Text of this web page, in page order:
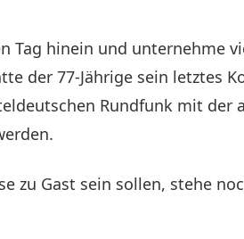
Tag hinein und unternehme
der 77-Jährige sein letztes
Rundfunk mit der
zu Gast sein sollen, stehe